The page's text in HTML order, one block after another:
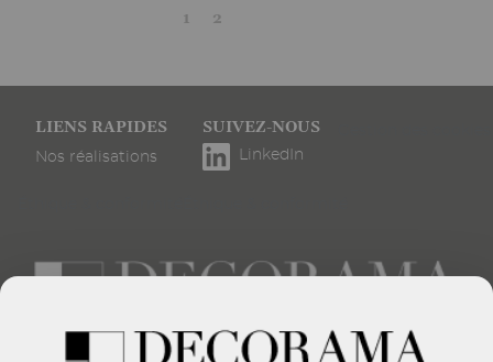
Current
1 Page
2
PiedLIENS RAPIDES
Nos réalisations
SUIVEZ-NOUS
LinkedIn
Créateur d’espaces événementiels et d’intérieurs